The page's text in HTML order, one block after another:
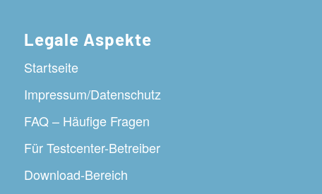
Legale Aspekte
Startseite
Impressum/Datenschutz
FAQ – Häufige Fragen
Für Testcenter-Betreiber
Download-Bereich